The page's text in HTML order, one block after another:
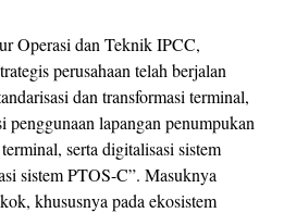
Operasi dan Teknik IPCC,
perusahaan telah berjalan
dan transformasi terminal,
lapangan penumpukan
serta digitalisasi sistem
sistem PTOS-C”. Masuknya
khususnya pada ekosistem